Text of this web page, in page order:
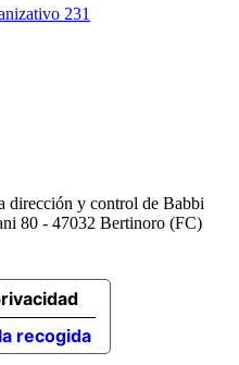
231
dirección y control de Babbi
80 - 47032 Bertinoro (FC)
recogida